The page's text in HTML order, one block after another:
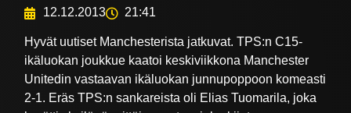
12.12.2013 21:41
Hyvät uutiset Manchesterista jatkuvat. TPS:n C15-
ikäluokan joukkue kaatoi keskiviikkona Manchester
Unitedin vastaavan ikäluokan junnupoppoon komeasti
2-1. Eräs TPS:n sankareista oli Elias Tuomarila, joka